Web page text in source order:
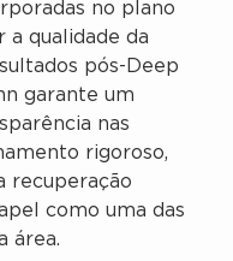
no plano
qualidade da
pós-Deep
garante um
nas
rigoroso,
recuperação
como uma das
área.